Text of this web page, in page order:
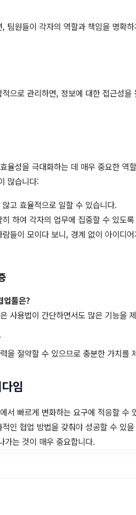
팀원들이 각자의 역할과 책임을 명확
으로 관리하면, 정보에 대한 접근성을
율성을 극대화하는 데 매우 중요한 역
많습니다:
고 효율적으로 일할 수 있습니다.
하여 각자의 업무에 집중할 수 있도
들이 모이다 보니, 경계 없이 아이디
업툴은?
사용법이 간단하면서도 많은 기능을
을 절약할 수 있으므로 충분한 가치를
임
서 빠르게 변화하는 요구에 적응할 수
인 협업 방법을 갖춰야 성공할 수 있
가는 것이 매우 중요합니다.